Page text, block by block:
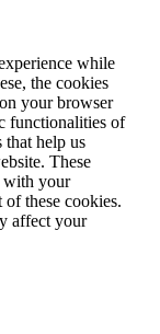
while
the cookies
your browser
functionalities of
that help us
These
with your
these cookies.
affect your